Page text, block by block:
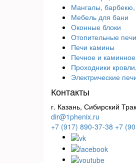
Мангалы,
Мебель для бани
Оконные блоки
Отопительные печи
Печи камины
Печное и
Проходники
Электрические
Контакты
г. Казань, Сибирский
dir@1phenix.ru
+7 (917) 890-37-38 +7